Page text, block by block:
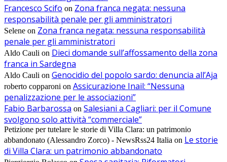
Francesco Scifo on Zona franca negata: nessuna
responsabilità penale per gli amministratori
Selene on Zona franca negata: nessuna responsabilità
penale per gli amministratori
Aldo Cauli on Dieci domande sull’affossamento della zona
franca in Sardegna
Aldo Cauli on Genocidio del popolo sardo: denuncia all’Aja
roberto copparoni on Assicurazione Inail: “Nessuna
penalizzazione per le associazioni”
Fabio Barbarossa on Salesiani a Cagliari: per il Comune
svolgono solo attività “commerciale”
Petizione per tutelare le storie di Villa Clara: un patrimonio
abbandonato (Alessandro Zorco) - NewsRss24 Italia on Le storie
di Villa Clara: un patrimonio abbandonato